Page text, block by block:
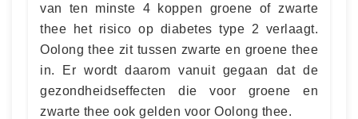
van ten minste 4 koppen groene of zwarte
thee het risico op diabetes type 2 verlaagt.
Oolong thee zit tussen zwarte en groene thee
in. Er wordt daarom vanuit gegaan dat de
gezondheidseffecten die voor groene en
zwarte thee ook gelden voor Oolong thee.